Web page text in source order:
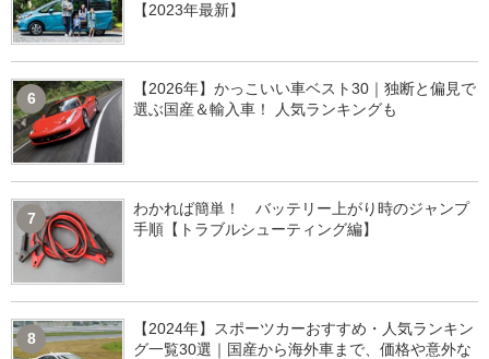
【2023年最新】
6
【2026年】かっこいい車ベスト30｜独断と偏見で
選ぶ国産＆輸入車！ 人気ランキングも
7
わかれば簡単！ バッテリー上がり時のジャンプ
手順【トラブルシューティング編】
8
【2024年】スポーツカーおすすめ・人気ランキン
グ一覧30選｜国産から海外車まで、価格や意外な